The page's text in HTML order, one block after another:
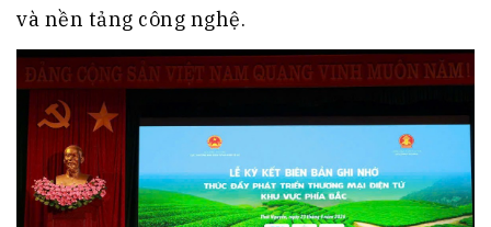
và nền tảng công nghệ.